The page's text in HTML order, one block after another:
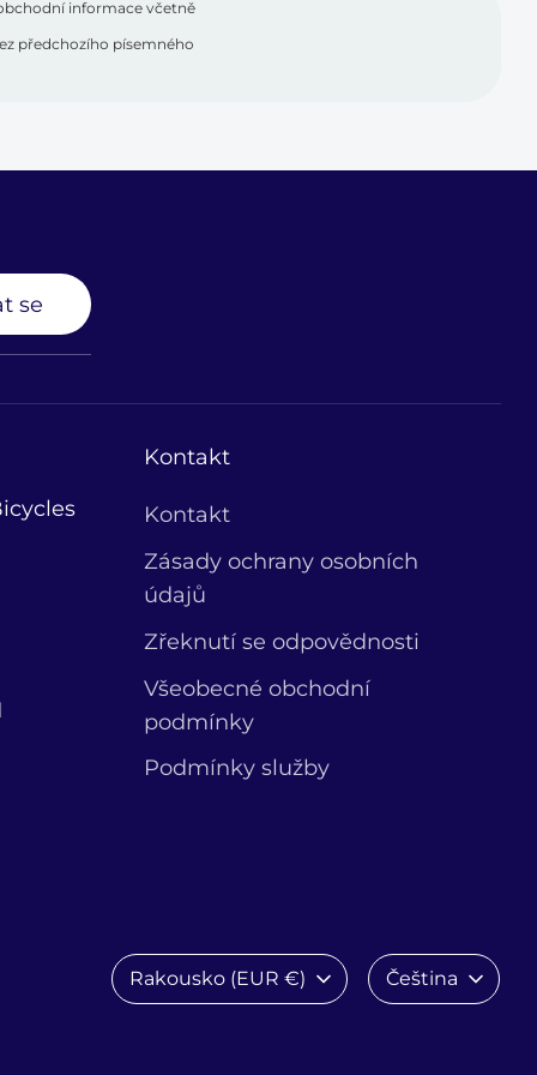
informace včetně
předchozího písemného
se
Kontakt
Kontakt
Zásady ochrany osobních
údajů
Zřeknutí se odpovědnosti
Všeobecné obchodní
podmínky
Podmínky služby
Měna
Rakousko (EUR €) Jazyk
Čeština